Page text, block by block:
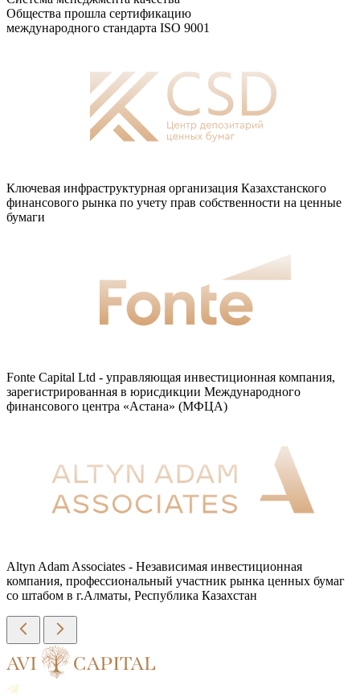
Общества прошла сертификацию
международного стандарта ISO 9001
Ключевая инфраструктурная организация Казахстанского
финансового рынка по учету прав собственности на ценные
бумаги
Fonte Capital Ltd - управляющая инвестиционная компания,
зарегистрированная в юрисдикции Международного
финансового центра «Астана» (МФЦА)
Altyn Adam Associates - Независимая инвестиционная
компания, профессиональный участник рынка ценных бумаг
со штабом в г.Алматы, Республика Казахстан